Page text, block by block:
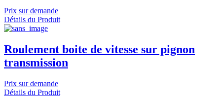
Prix sur demande
Détails du Produit
Roulement boite de vitesse sur pignon
transmission
Prix sur demande
Détails du Produit